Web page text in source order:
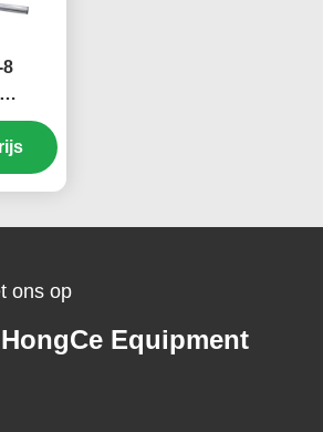
8
ons op
Equipment